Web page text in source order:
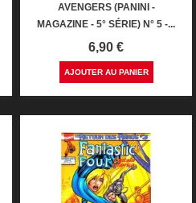
AVENGERS (PANINI -
MAGAZINE - 5° SÉRIE) N° 5 -...
Prix
6,90 €
AJOUTER AU PANIER